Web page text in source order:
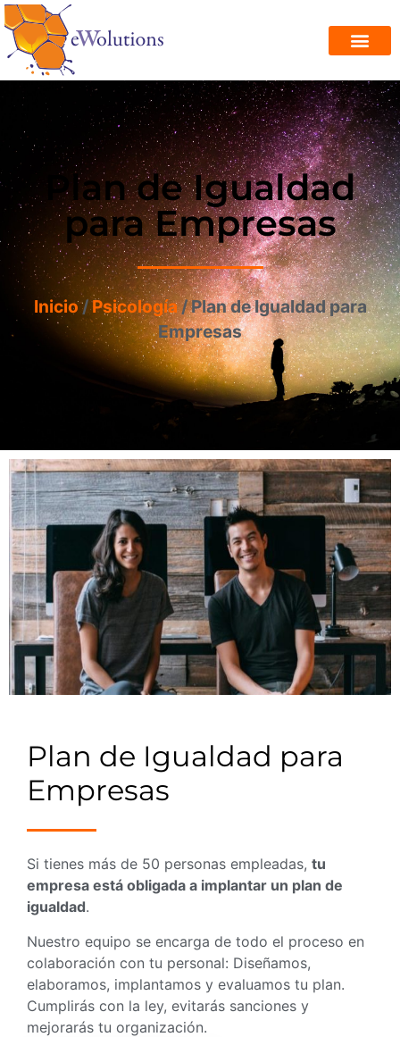
Plan de Igualdad
para Empresas
Inicio/Psicología/ Plan de Igualdad para
Empresas
Plan de Igualdad para
Empresas
Si tienes más de 50 personas empleadas, tu
empresa está obligada a implantar un plan de
igualdad.
Nuestro equipo se encarga de todo el proceso en
colaboración con tu personal: Diseñamos,
elaboramos, implantamos y evaluamos tu plan.
Cumplirás con la ley, evitarás sanciones y
mejorarás tu organización.